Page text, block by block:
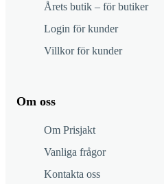
Årets butik – för butiker
Login för kunder
Villkor för kunder
Om oss
Om Prisjakt
Vanliga frågor
Kontakta oss